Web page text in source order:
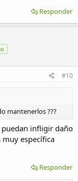
Responder
#10
mantenerlos ???
puedan infligir daño
específica
Responder